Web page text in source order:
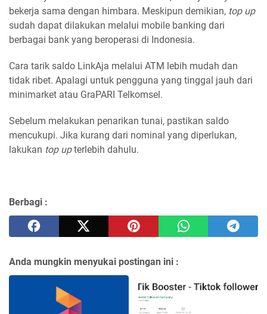
bekerja sama dengan himbara. Meskipun demikian, top up
sudah dapat dilakukan melalui mobile banking dari
berbagai bank yang beroperasi di Indonesia.
Cara tarik saldo LinkAja melalui ATM lebih mudah dan
tidak ribet. Apalagi untuk pengguna yang tinggal jauh dari
minimarket atau GraPARI Telkomsel.
Sebelum melakukan penarikan tunai, pastikan saldo
mencukupi. Jika kurang dari nominal yang diperlukan,
lakukan top upterlebih dahulu.
Berbagi :
Anda mungkin menyukai postingan ini :